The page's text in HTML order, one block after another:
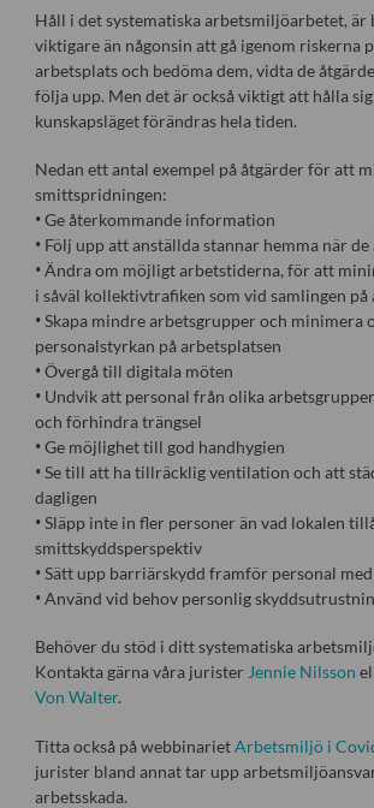
Håll i det systematiska arbetsmiljöarbetet, är
viktigare än någonsin att gå igenom riskerna
arbetsplats och bedöma dem, vidta de
följa upp. Men det är också viktigt att hålla
kunskapsläget förändras hela tiden.
Nedan ett antal exempel på åtgärder för att
smittspridningen:
• Ge återkommande information
• Följ upp att anställda stannar hemma när de
• Ändra om möjligt arbetstiderna, för att
i såväl kollektivtrafiken som vid samlingen på
• Skapa mindre arbetsgrupper och minimera
personalstyrkan på arbetsplatsen
• Övergå till digitala möten
• Undvik att personal från olika
och förhindra trängsel
• Ge möjlighet till god handhygien
• Se till att ha tillräcklig ventilation och att
dagligen
• Släpp inte in fler personer än vad lokalen
smittskyddsperspektiv
• Sätt upp barriärskydd framför personal
• Använd vid behov personlig
Behöver du stöd i ditt systematiska
Kontakta gärna våra jurister Jennie Nilsson
Von Walter.
Titta också på webbinarietArbetsmiljö i
jurister bland annat tar upp
arbetsskada.